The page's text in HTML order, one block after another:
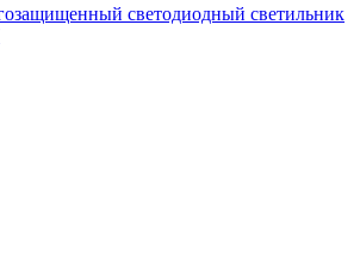
светодиодный светильник